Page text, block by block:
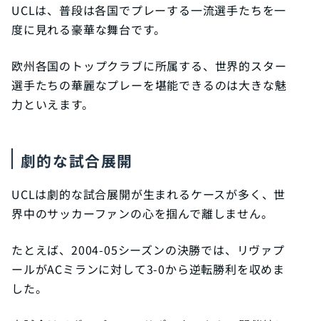
UCLは、普段は各国でプレーする一流選手たちを一
度に見れる豪華な舞台です。
欧州各国のトップクラブに所属する、世界的スター
選手たちの華麗なプレーを堪能できるのは大きな魅
力といえます。
劇的な試合展開
UCLは劇的な試合展開が生まれるケースが多く、世
界中のサッカーファンの心を掴んで離しません。
たとえば、2004-05シーズンの決勝では、リヴァプ
ールがACミランに対して3-0から逆転勝利を収めま
した。